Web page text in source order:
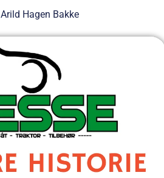
Arild Hagen Bakke